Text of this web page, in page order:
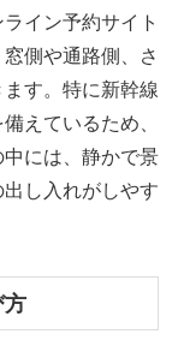
イン予約サイト
側や通路側、さ
す。特に新幹線
えているため、
には、静かで景
し入れがしやす
方